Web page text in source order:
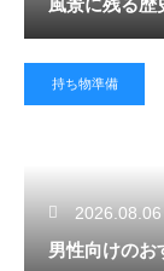
風景に残る歴
持ち物準備
2026.08.06
男性向けのお